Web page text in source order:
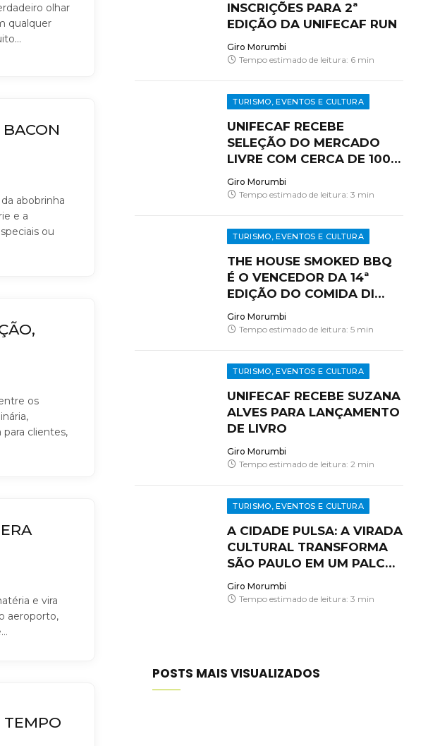
olhar
qualquer
abobrinha
e a
ou
os
clientes,
e vira
aeroporto,
TEMPO
INSCRIÇÕES PARA 2ª
EDIÇÃO DA UNIFECAF RUN
Giro Morumbi
Tempo estimado de leitura: 6 min
TURISMO, EVENTOS E CULTURA
UNIFECAF RECEBE
SELEÇÃO DO MERCADO
LIVRE COM CERCA DE 1000
VAGAS NESTA SEGUNDA
(06/07)
Giro Morumbi
Tempo estimado de leitura: 3 min
TURISMO, EVENTOS E CULTURA
THE HOUSE SMOKED BBQ
É O VENCEDOR DA 14ª
EDIÇÃO DO COMIDA DI
BUTECO SP E BUSCA O
TÍTULO INÉDITO NACIONAL
Giro Morumbi
Tempo estimado de leitura: 5 min
TURISMO, EVENTOS E CULTURA
UNIFECAF RECEBE SUZANA
ALVES PARA LANÇAMENTO
DE LIVRO
Giro Morumbi
Tempo estimado de leitura: 2 min
TURISMO, EVENTOS E CULTURA
A CIDADE PULSA: A VIRADA
CULTURAL TRANSFORMA
SÃO PAULO EM UM PALCO
A CÉU ABERTO
Giro Morumbi
Tempo estimado de leitura: 3 min
POSTS MAIS VISUALIZADOS